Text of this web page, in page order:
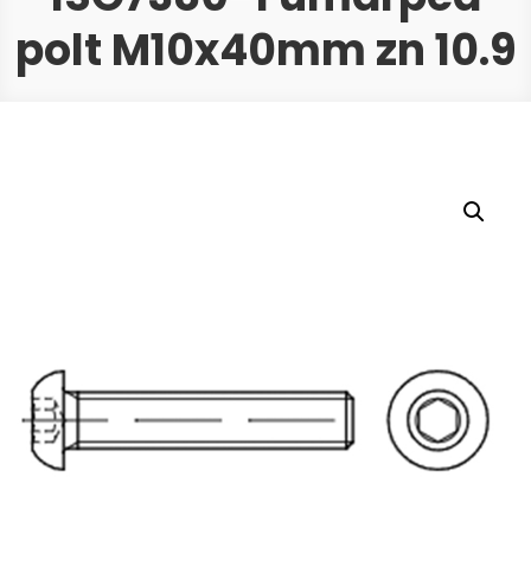
polt M10x40mm zn 10.9